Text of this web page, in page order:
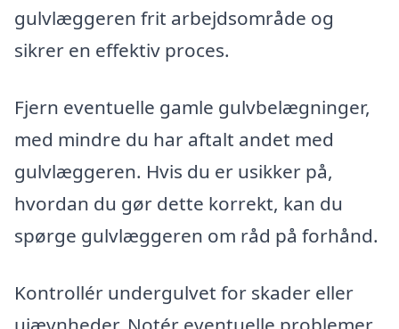
gulvlæggeren frit arbejdsområde og
sikrer en effektiv proces.
Fjern eventuelle gamle gulvbelægninger,
med mindre du har aftalt andet med
gulvlæggeren. Hvis du er usikker på,
hvordan du gør dette korrekt, kan du
spørge gulvlæggeren om råd på forhånd.
Kontrollér undergulvet for skader eller